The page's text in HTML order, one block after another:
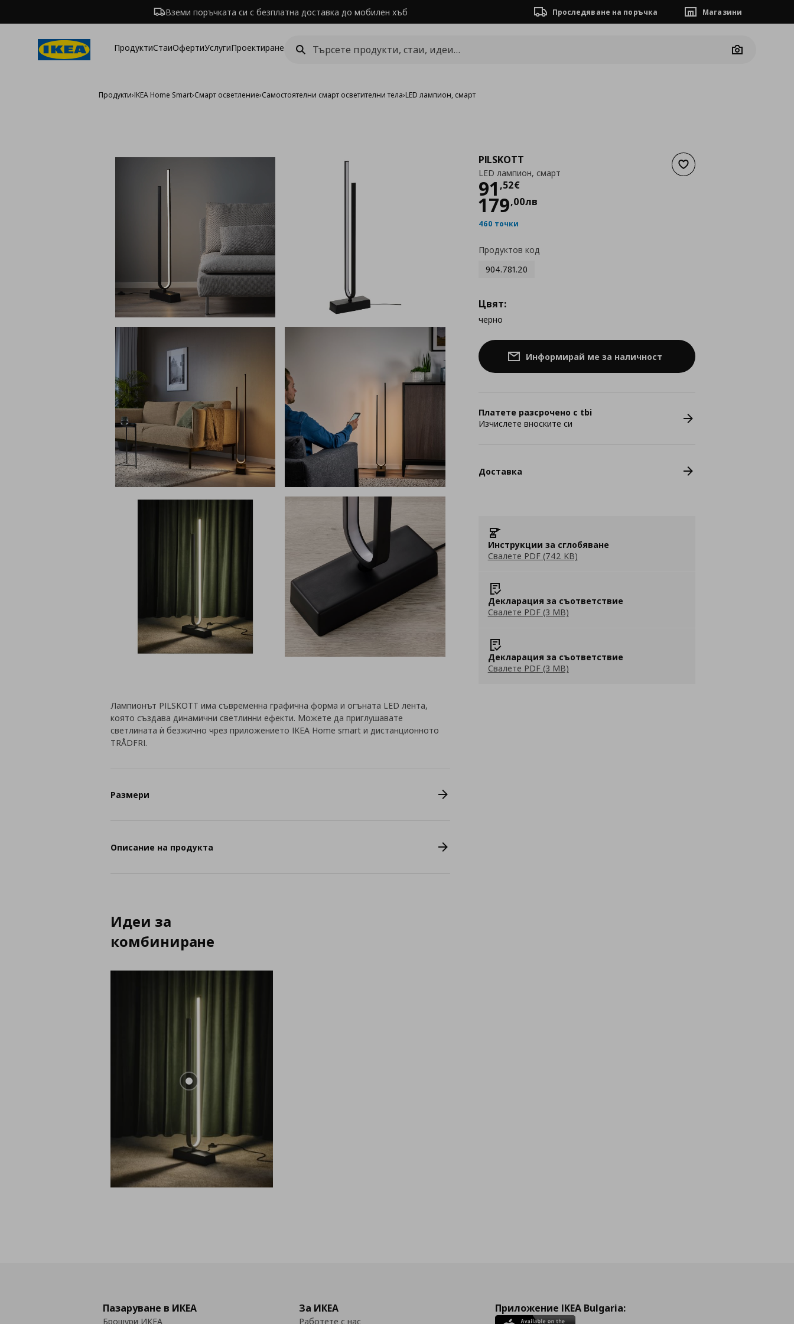
Вземи поръчката си с безплатна доставка до мобилен хъб Проследяване на поръчка Магазини
ПродуктиСтаиОфертиУслугиПроектиране
Camera
Продукти›IKEA Home Smart›Смарт oсветление›Самостоятелни смарт осветителни тела›LED лампион, смарт
Добави към списъка с
PILSKOTT
LED лампион, смарт
91 ,52€
Цена
179,00лв
460 точки
Продуктов код
904.781.20
Цвят:
черно
Информирай ме за наличност
Платете разсрочено с tbi
Изчислете вноските си
Доставка
Инструкции за сглобяване
Свалете PDF (742 KB)
Декларация за съответствие
Свалете PDF (3 MB)
Декларация за съответствие
Свалете PDF (3 MB)
Лампионът PILSKOTT има съвременна графична форма и огъната LED лента,
която създава динамични светлинни ефекти. Можете да приглушавате
светлината ѝ безжично чрез приложението IKEA Home smart и дистанционното
TRÅDFRI.
Размери
Описание на продукта
Идеи за
комбиниране
Пазаруване в ИКЕА
Брошури ИКЕА
За ИКЕА
Работете с нас
Приложение IKEA Bulgaria: